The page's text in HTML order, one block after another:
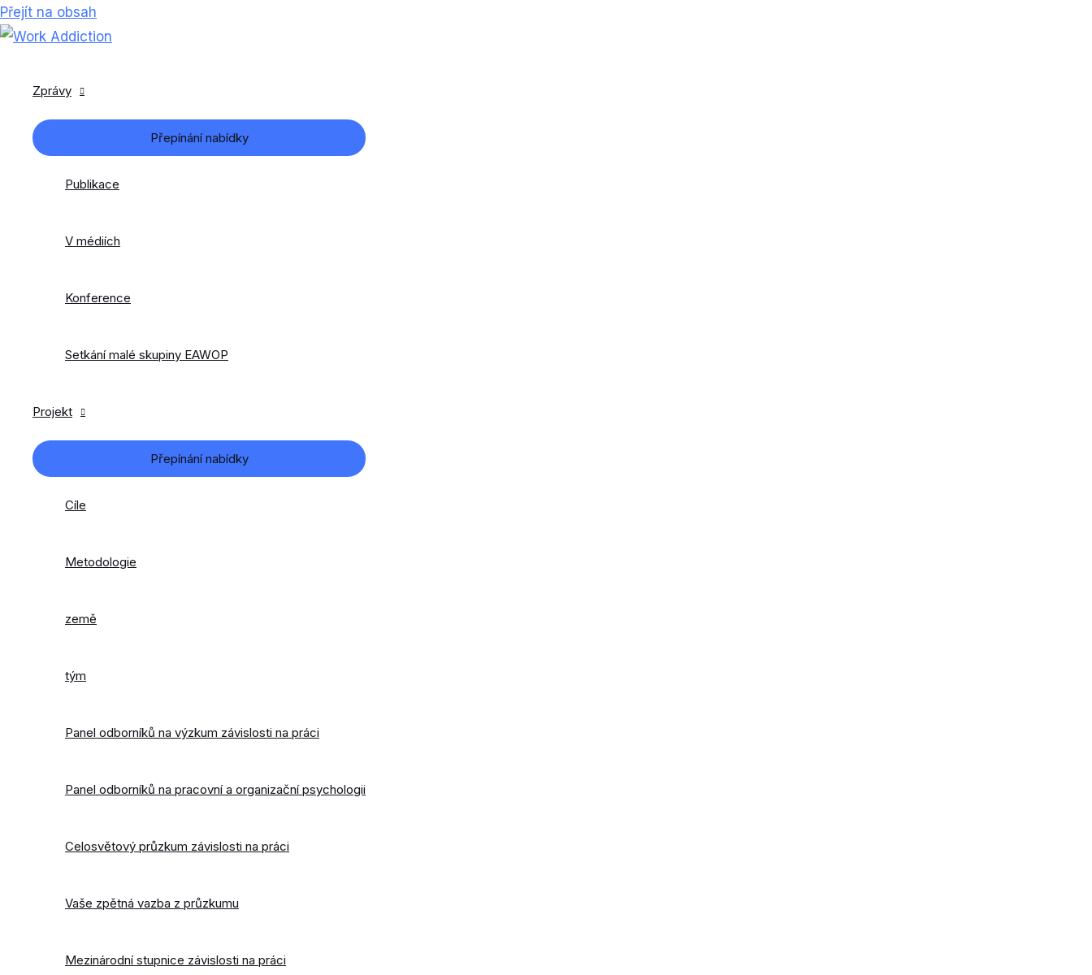
Přejít na obsah
Zprávy
Přepínání nabídky
Publikace
V médiích
Konference
Setkání malé skupiny EAWOP
Projekt
Přepínání nabídky
Cíle
Metodologie
země
tým
Panel odborníků na výzkum závislosti na práci
Panel odborníků na pracovní a organizační psychologii
Celosvětový průzkum závislosti na práci
Vaše zpětná vazba z průzkumu
Mezinárodní stupnice závislosti na práci